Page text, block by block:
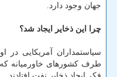
جهان وجود دارد.
چرا این ذخایر ایجاد شد؟
طرف كشورهای خاورمیانه
فكر ایجاد ذخایر نفت افتادند.